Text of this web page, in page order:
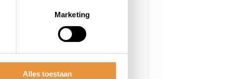
Marketing
Alles toestaan